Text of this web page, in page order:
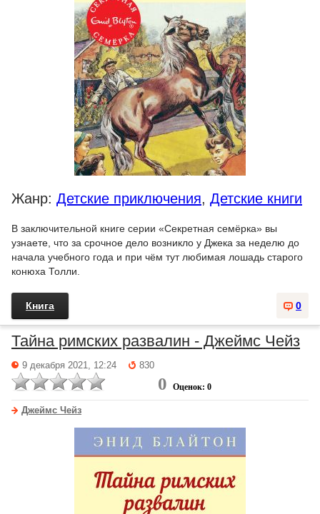
Жанр: Детские приключения, Детские книги
В заключительной книге серии «Секретная семёрка» вы
узнаете, что за срочное дело возникло у Джека за неделю до
начала учебного года и при чём тут любимая лошадь старого
конюха Толли.
0
Книга
Тайна римских развалин - Джеймс Чейз
9 декабря 2021, 12:24 830
0 Оценок: 0
Джеймс Чейз